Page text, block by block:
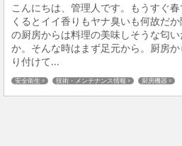
こんにちは、管理人です。もうすぐ
くるとイイ香りもヤナ臭いも何故だ
の厨房からは料理の美味しそうな匂
か。そんな時はまず足元から。厨房
り付けて...
安全衛生 技術・メンテナンス情報 厨房機器